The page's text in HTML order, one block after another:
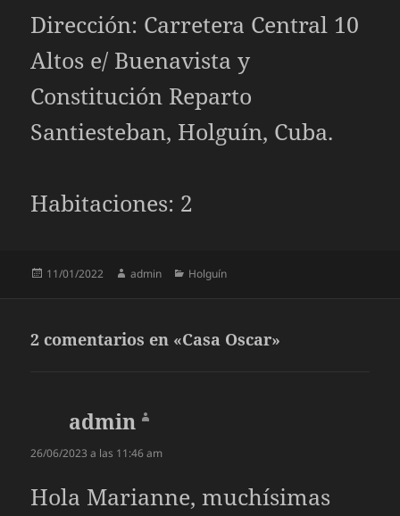
Dirección: Carretera Central 10
Altos e/ Buenavista y
Constitución Reparto
Santiesteban, Holguín, Cuba.
Habitaciones: 2
Publicado
11/01/2022 Autor
admin Categorías
Holguín
2 comentarios en «Casa Oscar»
admin
26/06/2023 a las 11:46 am
Hola Marianne, muchísimas